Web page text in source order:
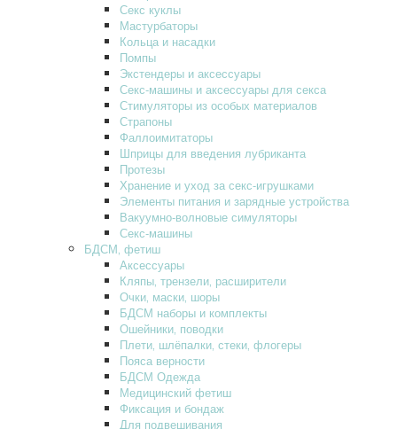
Секс куклы
Мастурбаторы
Кольца и насадки
Помпы
Экстендеры и аксессуары
Секс-машины и аксессуары для секса
Стимуляторы из особых материалов
Страпоны
Фаллоимитаторы
Шприцы для введения лубриканта
Протезы
Хранение и уход за секс-игрушками
Элементы питания и зарядные устройства
Вакуумно-волновые симуляторы
Секс-машины
БДСМ‚ фетиш
Аксессуары
Кляпы‚ трензели‚ расширители
Очки‚ маски‚ шоры
БДСМ наборы и комплекты
Ошейники‚ поводки
Плети‚ шлёпалки‚ стеки‚ флогеры
Пояса верности
БДСМ Одежда
Медицинский фетиш
Фиксация и бондаж
Для подвешивания